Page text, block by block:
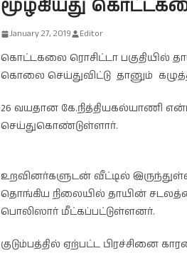
மூழ்கியது
January 27, 2019 Editor
கொட்டகலை ரொசிட்டா பகுதியில்
கொலை செய்துவிட்டு தானும்
26 வயதான கே.நித்தியகல்யாணி
செய்துகொண்டுள்ளார்.
உறவினர்களுடன் வீட்டில்
தொங்கிய நிலையில் தாயின்
பொலிஸார் மீட்கப்பட்டுள்ளனர்.
குடும்பத்தில் ஏற்பட்ட பிரச்சினை